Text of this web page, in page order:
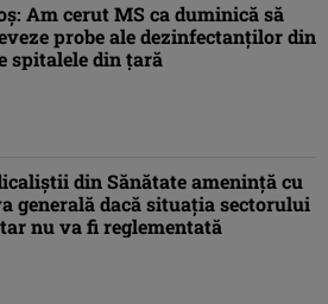
Am cerut MS ca duminică să
probe ale dezinfectanţilor din
spitalele din ţară
din Sănătate ameninţă cu
generală dacă situaţia sectorului
nu va fi reglementată